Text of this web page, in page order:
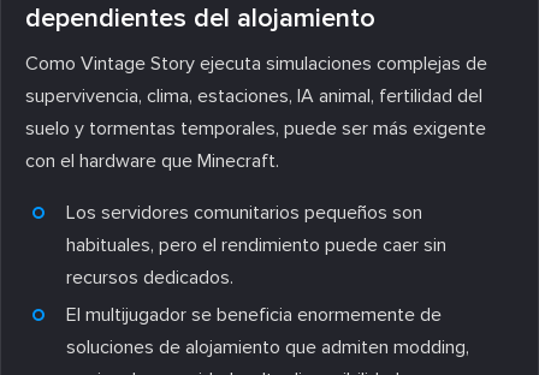
dependientes del alojamiento
Como Vintage Story ejecuta simulaciones complejas de
supervivencia, clima, estaciones, IA animal, fertilidad del
suelo y tormentas temporales, puede ser más exigente
con el hardware que Minecraft.
Los servidores comunitarios pequeños son
habituales, pero el rendimiento puede caer sin
recursos dedicados.
El multijugador se beneficia enormemente de
soluciones de alojamiento que admiten modding,